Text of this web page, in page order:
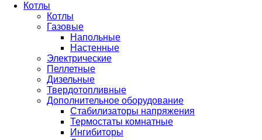
Котлы
Котлы
Газовые
Напольные
Настенные
Электрические
Пеллетные
Дизельные
Твердотопливные
Дополнительное оборудование
Стабилизаторы напряжения
Термостаты комнатные
Ингибиторы